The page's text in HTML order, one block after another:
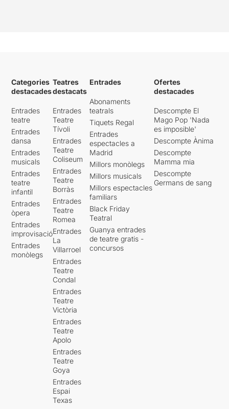
Categories
destacades
Entrades
teatre
Entrades
dansa
Entrades
musicals
Entrades
teatre
infantil
Entrades
òpera
Entrades
improvisació
Entrades
monòlegs
Teatres
destacats
Entrades
Teatre
Tívoli
Entrades
Teatre
Coliseum
Entrades
Teatre
Borràs
Entrades
Teatre
Romea
Entrades
La
Villarroel
Entrades
Teatre
Condal
Entrades
Teatre
Victòria
Entrades
Teatre
Apolo
Entrades
Teatre
Goya
Entrades
Espai
Texas
Entrades
Abonaments
teatrals
Tiquets Regal
Entrades
espectacles a
Madrid
Millors monòlegs
Millors musicals
Millors espectacles
familiars
Black Friday
Teatral
Guanya entrades
de teatre gratis -
concursos
Ofertes
destacades
Descompte El
Mago Pop 'Nada
es imposible'
Descompte Ànima
Descompte
Mamma mia
Descompte
Germans de sang